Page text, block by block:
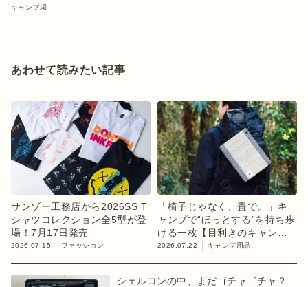
キャンプ場
あわせて読みたい記事
サンゾー工務店から2026SS T
シャツコレクション全5型が登
場！7月17日発売
2026.07.15 ファッション
「椅子じゃなく、畳で。」キ
ャンプで“ほっとする”を持ち歩
ける一枚【目利きのキャンプ
ギア】
2026.07.22 キャンプ用品
シェルコンの中、まだゴチャゴチャ？